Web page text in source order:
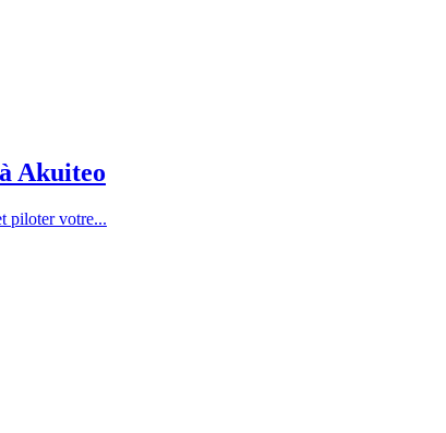
Akuiteo
piloter votre...